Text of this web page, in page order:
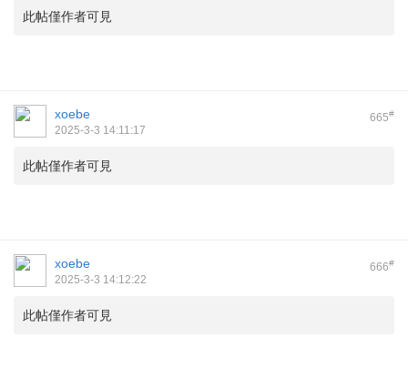
此帖僅作者可見
665#
xoebe
2025-3-3 14:11:17
此帖僅作者可見
666#
xoebe
2025-3-3 14:12:22
此帖僅作者可見